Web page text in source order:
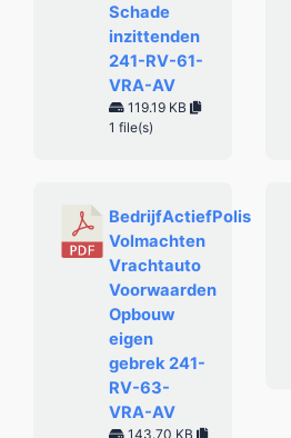
Schade
inzittenden
241-RV-61-
VRA-AV
119.19 KB
1 file(s)
BedrijfActiefPolis
Volmachten
Vrachtauto
Voorwaarden
Opbouw
eigen
gebrek 241-
RV-63-
VRA-AV
143.70 KB